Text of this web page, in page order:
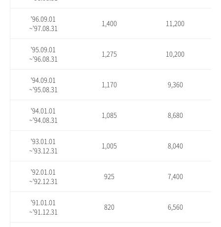
'96.09.01
~'97.08.31
1,400 11,200
'95.09.01
~'96.08.31
1,275 10,200
'94.09.01
~'95.08.31
1,170 9,360
'94.01.01
~'94.08.31
1,085 8,680
'93.01.01
~'93.12.31
1,005 8,040
'92.01.01
~'92.12.31
925 7,400
'91.01.01
~'91.12.31
820 6,560